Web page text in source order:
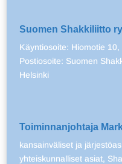
Suomen Shakkiliitto ry
Käyntiosoite: Hiomotie
Postiosoite: Suomen
Helsinki
Toiminnanjohtaja
kansainväliset ja
yhteiskunnalliset asiat,